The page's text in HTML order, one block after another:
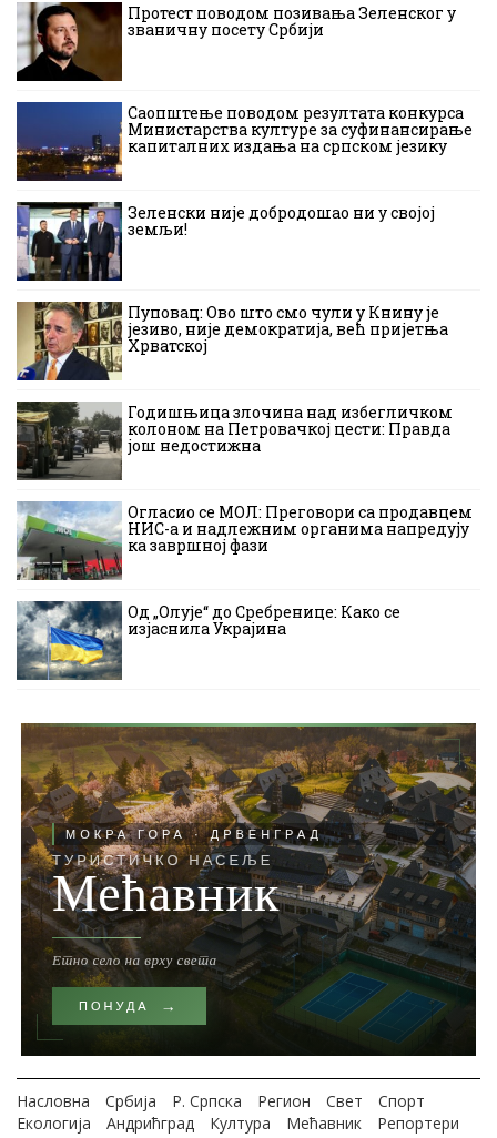
Протест поводом позивања Зеленског у
званичну посету Србији
Саопштење поводом резултата конкурса
Министарства културе за суфинансирање
капиталних издања на српском језику
Зеленски није добродошао ни у својој
земљи!
Пуповац: Ово што смо чули у Книну је
језиво, није демократија, већ пријетња
Хрватској
Годишњица злочина над избегличком
колоном на Петровачкој цести: Правда
још недостижна
Огласио се МОЛ: Преговори са продавцем
НИС-а и надлежним органима напредују
ка завршној фази
Од „Олује“ до Сребренице: Како се
изјаснила Украјина
Насловна Србија Р. Српска Регион Свет
Спорт
Екологија
Андрићград Култура Мећавник Репортери